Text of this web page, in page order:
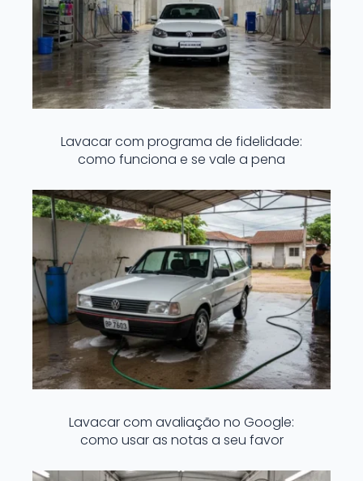
Lavacar com programa de fidelidade:
como funciona e se vale a pena
Lavacar com avaliação no Google:
como usar as notas a seu favor